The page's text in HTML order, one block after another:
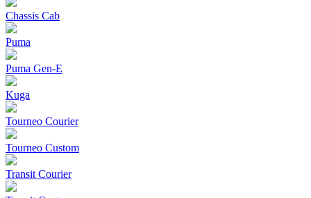
Chassis Cab
Puma
Puma Gen‑E
Kuga
Tourneo Courier
Tourneo Custom
Transit Courier